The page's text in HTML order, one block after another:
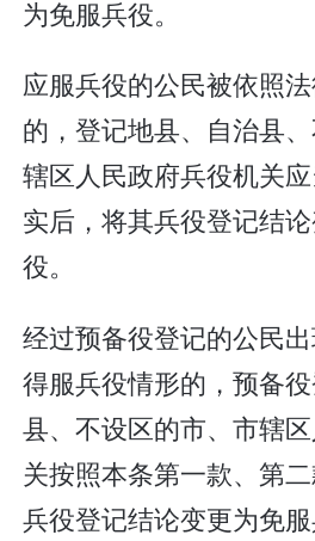
为免服兵役。
应服兵役的公民被依照
的，登记地县、自治县
辖区人民政府兵役机关
实后，将其兵役登记结
役。
经过预备役登记的公民
得服兵役情形的，预备
县、不设区的市、市辖
关按照本条第一款、第
兵役登记结论变更为免